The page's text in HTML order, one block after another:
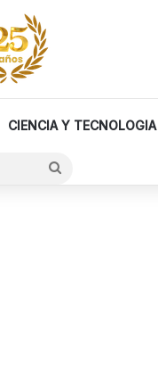
CIENCIA Y TECNOLOGIA